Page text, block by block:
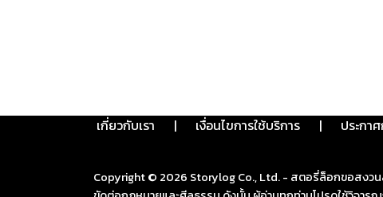
เกี่ยวกับเรา | เงื่อนไขการใช้บริการ | ประกา
Copyright © 2026 Storylog Co., Ltd. - สตอรี่ล็อกขอสงว